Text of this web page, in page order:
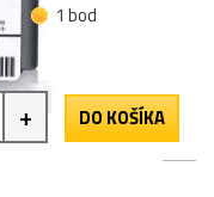
1 bod
+ DO KOŠÍKA